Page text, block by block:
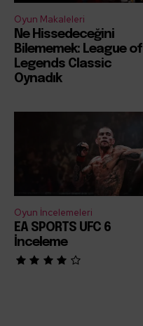
Oyun Makaleleri
Ne Hissedeceğini
Bilememek: League of
Legends Classic
Oynadık
Oyun İncelemeleri
EA SPORTS UFC 6
İnceleme